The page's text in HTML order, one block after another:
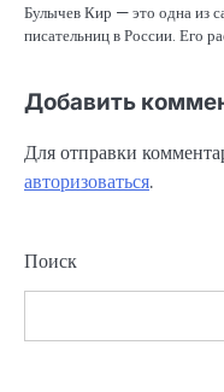
Булычев Кир — это одна из
писательниц в России. Его
Добавить
Для отправки
авторизоваться.
Поиск